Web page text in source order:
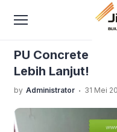
Blog
PU Concrete
Lebih Lanjut!
by Administrator . 31 Mei